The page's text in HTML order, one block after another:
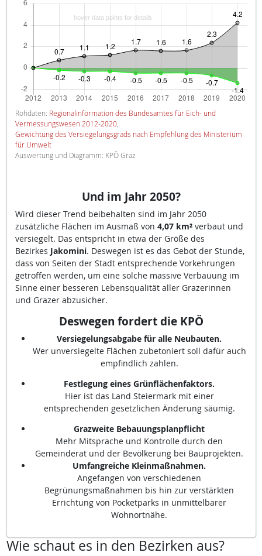
Rohdaten: Regionalinformation des Bundesamtes für Eich- und
Vermessungswesen 2012-2020,
Gewichtung des Versiegelungsgrads nach Empfehlung des Ministerium
für Umwelt
Auswertung und Diagramm: KPÖ Graz
Und im Jahr 2050?
Wird dieser Trend beibehalten sind im Jahr 2050
zusätzliche Flächen im Ausmaß von 4,07 km²verbaut und
versiegelt. Das entspricht in etwa der Größe des
Bezirkes Jakomini. Deswegen ist es das Gebot der Stunde,
dass von Seiten der Stadt entsprechende Vorkehrungen
getroffen werden, um eine solche massive Verbauung im
Sinne einer besseren Lebensqualität aller Grazerinnen
und Grazer abzusicher.
Deswegen fordert die KPÖ
Versiegelungsabgabe für alle Neubauten.
Wer unversiegelte Flächen zubetoniert soll dafür auch
empfindlich zahlen.
Festlegung eines Grünflächenfaktors.
Hier ist das Land Steiermark mit einer
entsprechenden gesetzlichen Änderung säumig.
Grazweite Bebauungsplanpflicht
Mehr Mitsprache und Kontrolle durch den
Gemeinderat und der Bevölkerung bei Bauprojekten.
Umfangreiche Kleinmaßnahmen.
Angefangen von verschiedenen
Begrünungsmaßnahmen bis hin zur verstärkten
Errichtung von Pocketparks in unmittelbarer
Wohnortnähe.
Wie schaut es in den Bezirken aus?